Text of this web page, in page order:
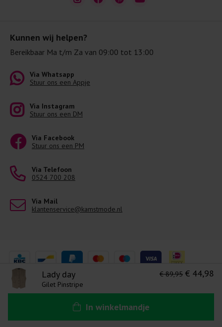
Lady day
Gilet Pinstripe
€ 89,95 € 44,98
Levering 1-3 Werkdagen
In winkelmandje
Kunnen wij helpen?
Bereikbaar Ma t/m Za van 09:00 tot 13:00
Via Whatsapp
Stuur ons een Appje
Via Instagram
Stuur ons een DM
Via Facebook
Stuur ons een PM
Via Telefoon
0524 700 208
Via Mail
klantenservice@kamstmode.nl
Algemene voorwaarden Disclaimer
Ons privacy statement
Copyright © 2026. All Rights Reserved | Powered by